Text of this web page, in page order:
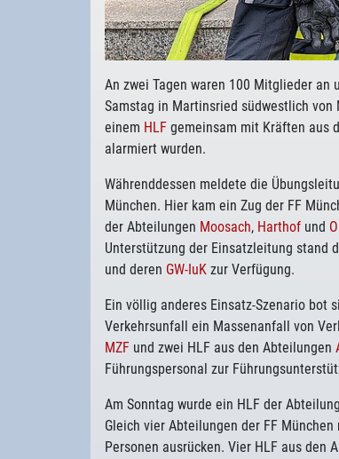
An zwei Tagen waren 100 Mitglieder
Samstag in Martinsried südwestlich
einem HLF gemeinsam mit Kräften aus
alarmiert wurden.
Währenddessen meldete die
München. Hier kam ein Zug der FF
der Abteilungen Moosach, Harthof und
Unterstützung der Einsatzleitung stand
und deren GW-IuK zur Verfügung.
Ein völlig anderes Einsatz-Szenario bot
Verkehrsunfall ein Massenanfall von
MZF und zwei HLF aus den Abteilungen
Führungspersonal zur
Am Sonntag wurde ein HLF der Abteilung
Gleich vier Abteilungen der FF
Personen ausrücken. Vier HLF aus den